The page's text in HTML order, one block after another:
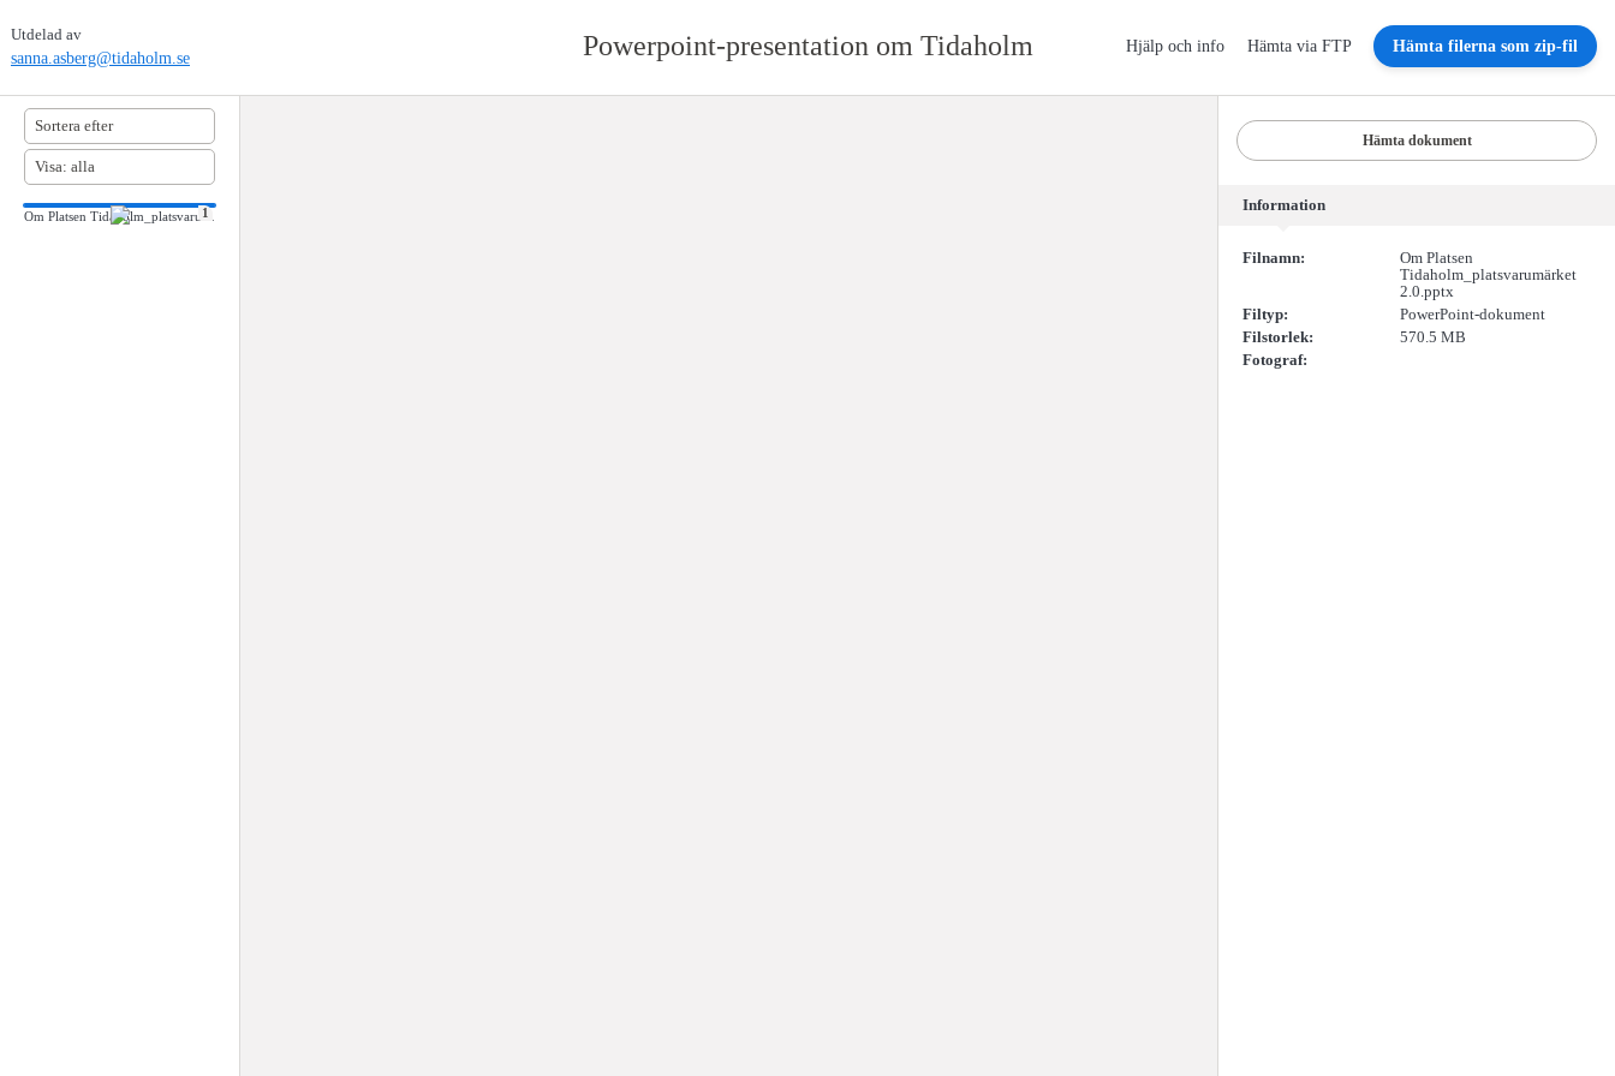
Utdelad av
sanna.asberg@tidaholm.se
Powerpoint-presentation om Tidaholm Hjälp och info Hämta via FTP Hämta filerna som zip-fil
1
Om Platsen Tidaholm_platsvarumärket 2.0
Hämta dokument
Information
Filnamn:
Om Platsen
Tidaholm_platsvarumärket
2.0.pptx
Filtyp:
PowerPoint-dokument
Filstorlek:
570.5 MB
Fotograf: